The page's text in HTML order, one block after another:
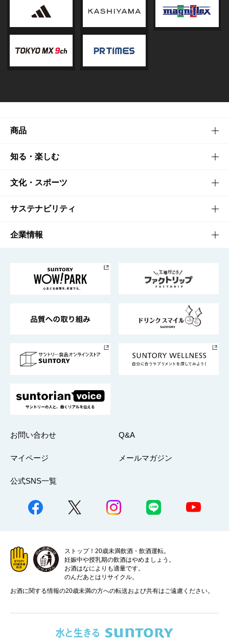
商品
商品TOP
商品一覧
商品発売情報
栄養成分一覧
知る・楽しむ
知る・楽しむTOP
キャンペーン
工場見学
地域情報
文化・スポーツ
文化・スポーツTOP
サントリーホール
サントリーサンバーズ大阪
サステナビリティ
サステナビリティTOP
サントリーが考えるサステナビリティ経営
企業情報
企業概要
採用情報
お問い合わせ Q&A
マイページ メールマガジン
公式SNS一覧
ストップ！20歳未満飲酒・飲酒運転。
妊娠中や授乳期の飲酒はやめましょう。
お酒はなによりも適量です。
のんだあとはリサイクル。
お酒に関する情報の20歳未満の方への転送および共有はご遠慮ください。